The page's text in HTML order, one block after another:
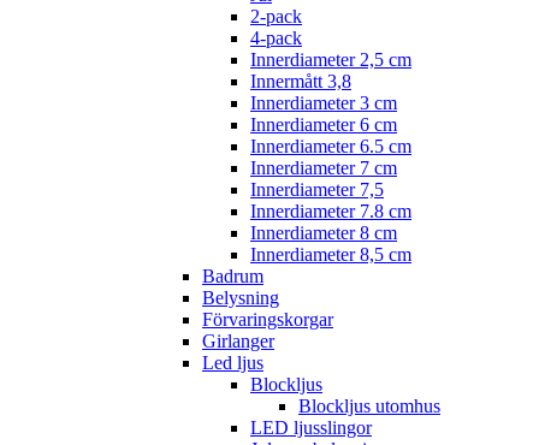
2-pack
4-pack
Innerdiameter 2,5 cm
Innermått 3,8
Innerdiameter 3 cm
Innerdiameter 6 cm
Innerdiameter 6.5 cm
Innerdiameter 7 cm
Innerdiameter 7,5
Innerdiameter 7.8 cm
Innerdiameter 8 cm
Innerdiameter 8,5 cm
Badrum
Belysning
Förvaringskorgar
Girlanger
Led ljus
Blockljus
Blockljus utomhus
LED ljusslingor